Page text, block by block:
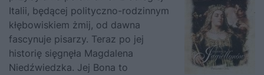
Italii, będącej polityczno-rodzinnym
kłębowiskiem żmij, od dawna
fascynuje pisarzy. Teraz po jej
historię sięgnęła Magdalena
Niedźwiedzka. Jej Bona to